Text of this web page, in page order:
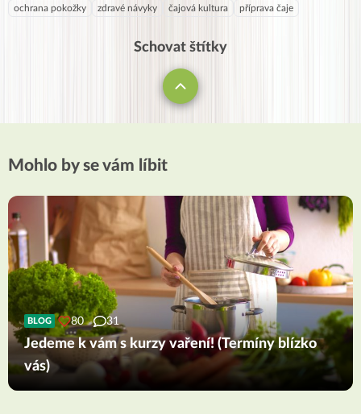
ochrana pokožky
zdravé návyky čajová kultura příprava čaje
Schovat štítky
Mohlo by se vám líbit
BLOG 80 31
Jedeme k vám s kurzy vaření! (Termíny blízko
vás)